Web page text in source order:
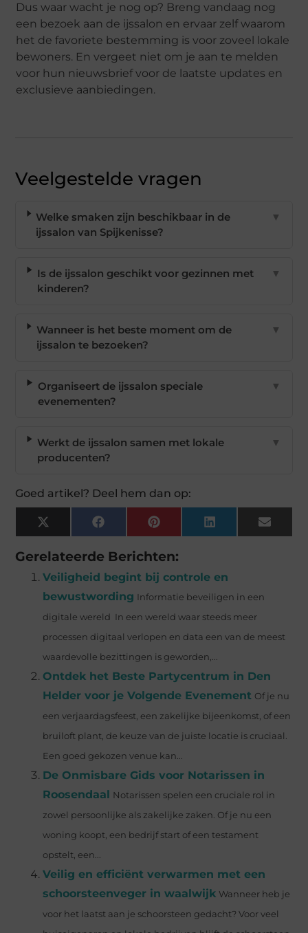
Dus waar wacht je nog op? Breng vandaag nog
een bezoek aan de ijssalon en ervaar zelf waarom
het de favoriete bestemming is voor zoveel lokale
bewoners. En vergeet niet om je aan te melden
voor hun nieuwsbrief voor de laatste updates en
exclusieve aanbiedingen.
Veelgestelde vragen
Welke smaken zijn beschikbaar in de
ijssalon van Spijkenisse?
▼
Is de ijssalon geschikt voor gezinnen met
kinderen?
▼
Wanneer is het beste moment om de
ijssalon te bezoeken?
▼
Organiseert de ijssalon speciale
evenementen?
▼
Werkt de ijssalon samen met lokale
producenten?
▼
Goed artikel? Deel hem dan op:
X
(Twitter)
FacebookPinterest LinkedIn Email
Gerelateerde Berichten:
Veiligheid begint bij controle en
bewustwording Informatie beveiligen in een
digitale wereld In een wereld waar steeds meer
processen digitaal verlopen en data een van de meest
waardevolle bezittingen is geworden,...
Ontdek het Beste Partycentrum in Den
Helder voor je Volgende Evenement Of je nu
een verjaardagsfeest, een zakelijke bijeenkomst, of een
bruiloft plant, de keuze van de juiste locatie is cruciaal.
Een goed gekozen venue kan...
De Onmisbare Gids voor Notarissen in
Roosendaal
Notarissen spelen een cruciale rol in
zowel persoonlijke als zakelijke zaken. Of je nu een
woning koopt, een bedrijf start of een testament
opstelt, een...
Veilig en efficiënt verwarmen met een
schoorsteenveger in waalwijk Wanneer heb je
voor het laatst aan je schoorsteen gedacht? Voor veel